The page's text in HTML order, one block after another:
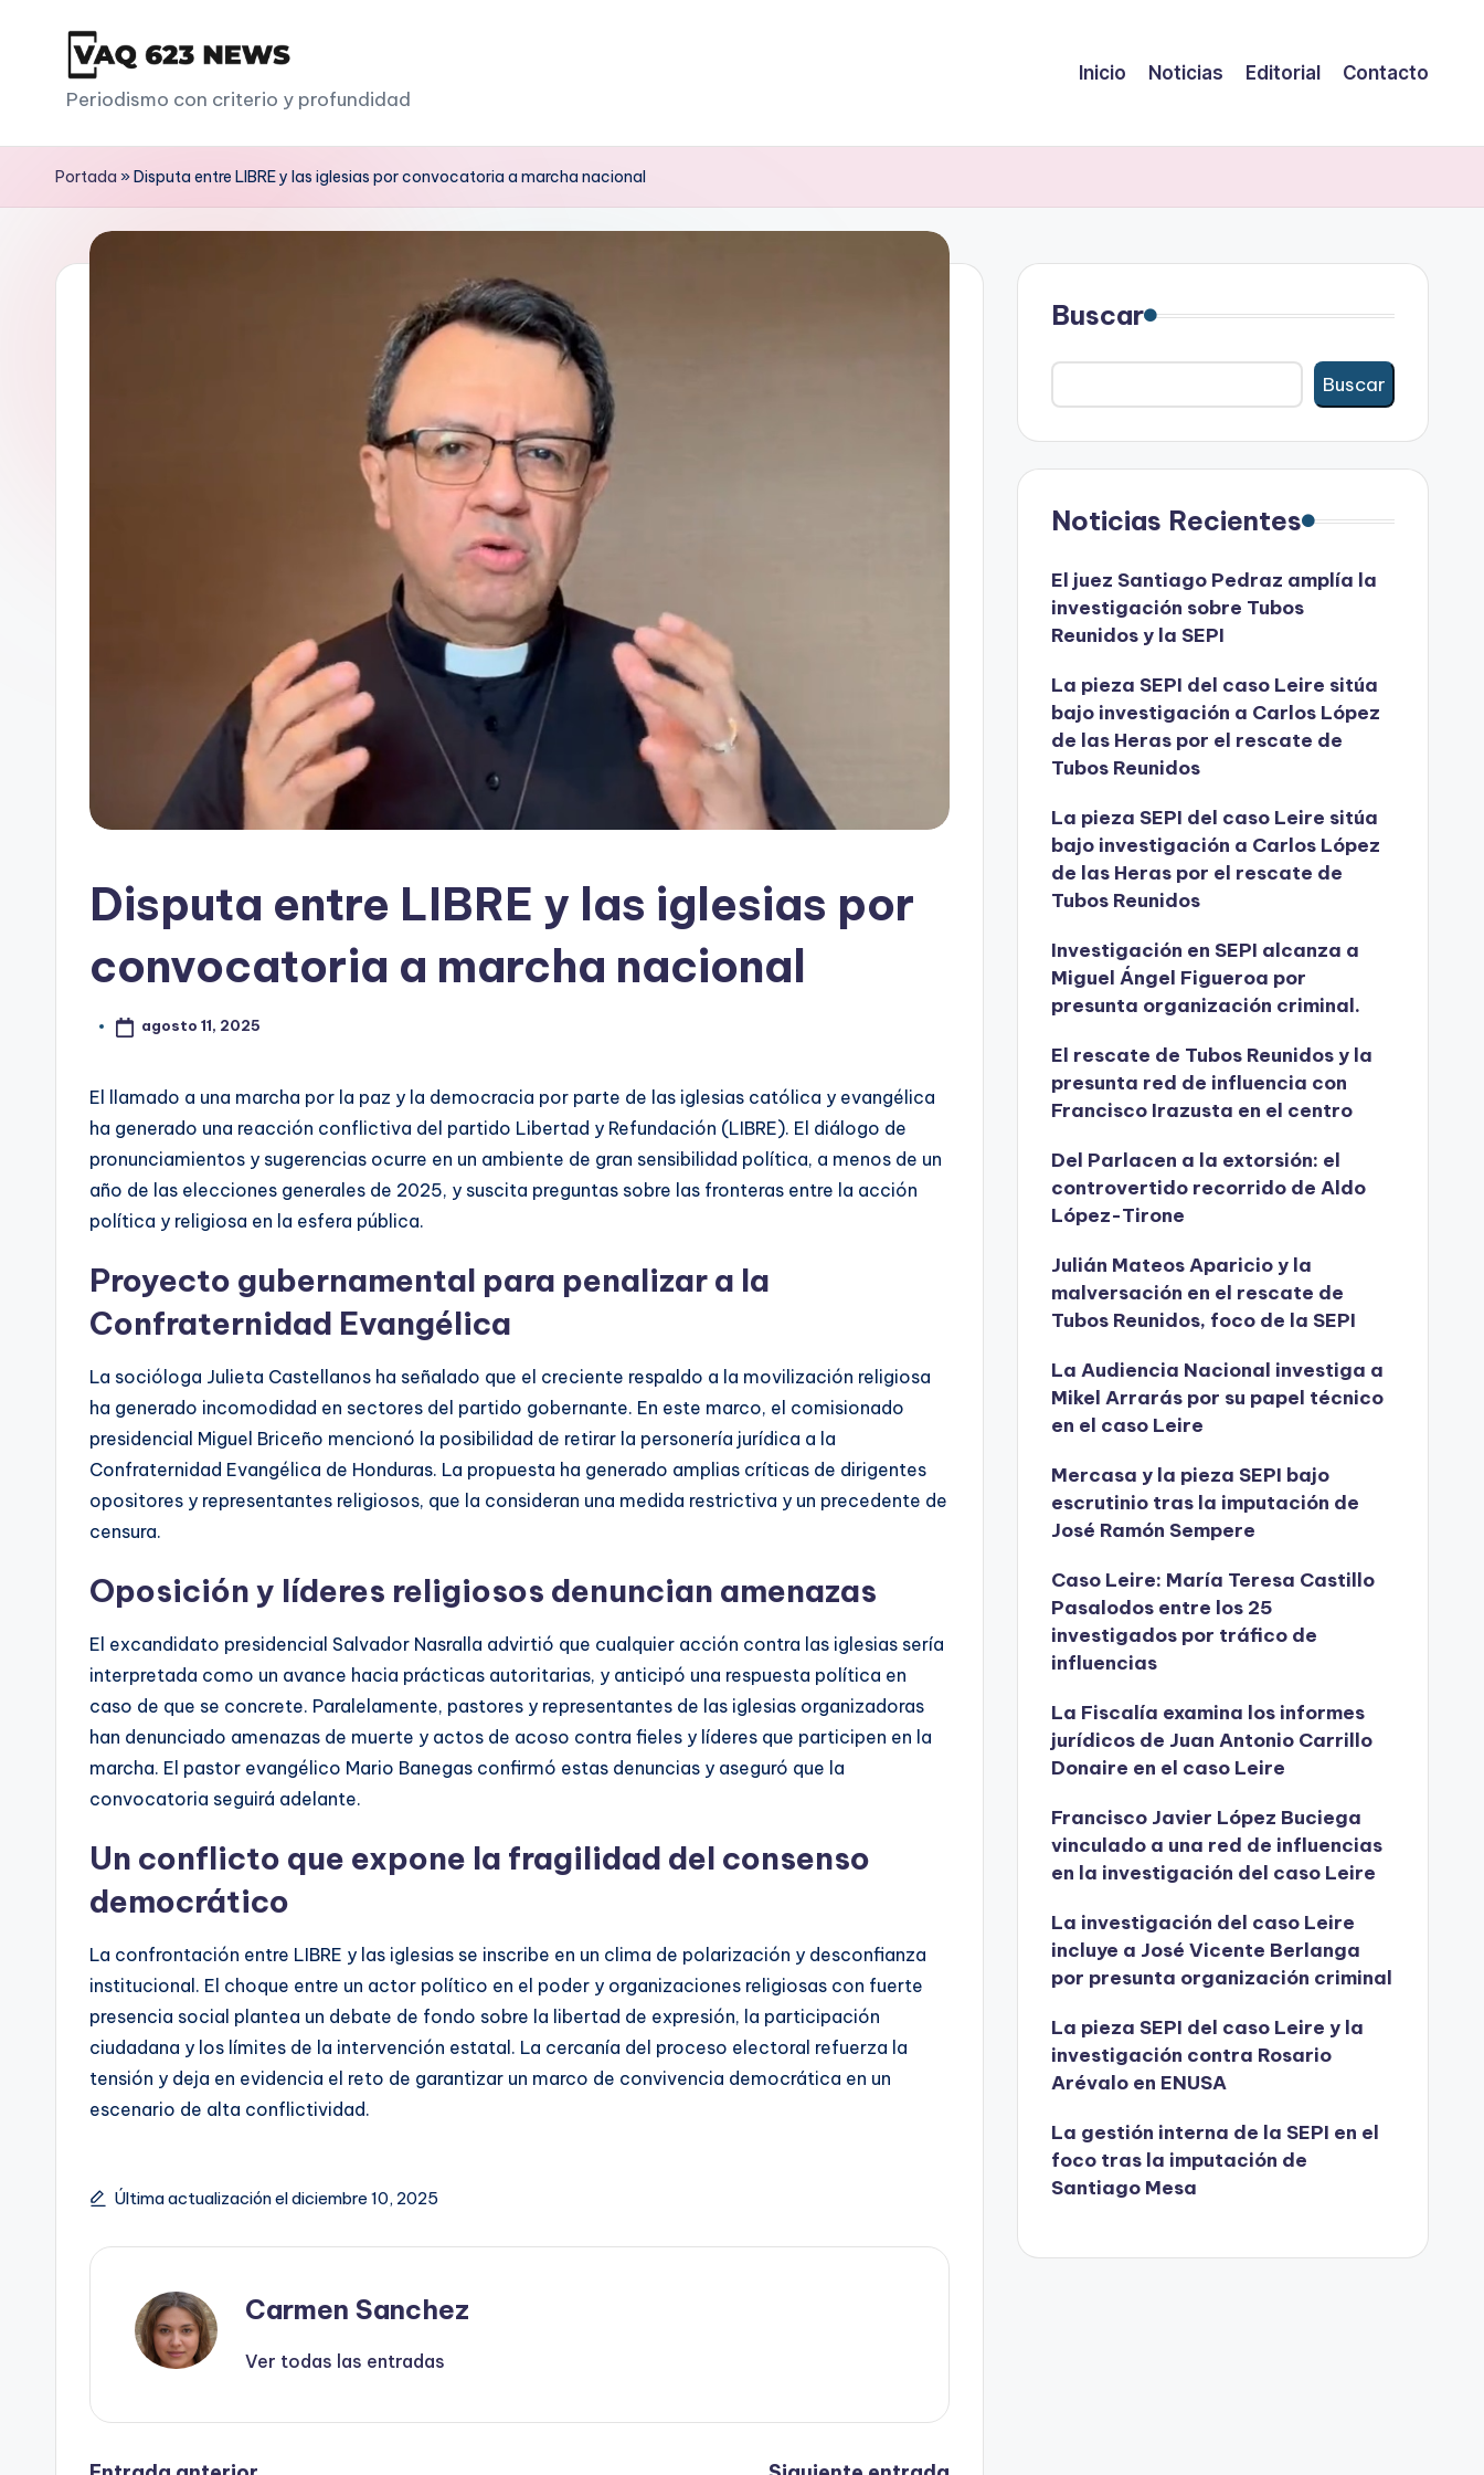
V
a
q
Periodismo con criterio y profundidad
Inicio Noticias Editorial Contacto
Portada »Disputa entre LIBRE y las iglesias por convocatoria a marcha nacional
Disputa entre LIBRE y las iglesias por
convocatoria a marcha nacional
agosto 11, 2025
El llamado a una marcha por la paz y la democracia por parte de las iglesias católica y evangélica
ha generado una reacción conflictiva del partido Libertad y Refundación (LIBRE). El diálogo de
pronunciamientos y sugerencias ocurre en un ambiente de gran sensibilidad política, a menos de un
año de las elecciones generales de 2025, y suscita preguntas sobre las fronteras entre la acción
política y religiosa en la esfera pública.
Proyecto gubernamental para penalizar a la
Confraternidad Evangélica
La socióloga Julieta Castellanos ha señalado que el creciente respaldo a la movilización religiosa
ha generado incomodidad en sectores del partido gobernante. En este marco, el comisionado
presidencial Miguel Briceño mencionó la posibilidad de retirar la personería jurídica a la
Confraternidad Evangélica de Honduras. La propuesta ha generado amplias críticas de dirigentes
opositores y representantes religiosos, que la consideran una medida restrictiva y un precedente de
censura.
Oposición y líderes religiosos denuncian amenazas
El excandidato presidencial Salvador Nasralla advirtió que cualquier acción contra las iglesias sería
interpretada como un avance hacia prácticas autoritarias, y anticipó una respuesta política en
caso de que se concrete. Paralelamente, pastores y representantes de las iglesias organizadoras
han denunciado amenazas de muerte y actos de acoso contra fieles y líderes que participen en la
marcha. El pastor evangélico Mario Banegas confirmó estas denuncias y aseguró que la
convocatoria seguirá adelante.
Un conflicto que expone la fragilidad del consenso
democrático
La confrontación entre LIBRE y las iglesias se inscribe en un clima de polarización y desconfianza
institucional. El choque entre un actor político en el poder y organizaciones religiosas con fuerte
presencia social plantea un debate de fondo sobre la libertad de expresión, la participación
ciudadana y los límites de la intervención estatal. La cercanía del proceso electoral refuerza la
tensión y deja en evidencia el reto de garantizar un marco de convivencia democrática en un
escenario de alta conflictividad.
Última actualización el diciembre 10, 2025
Carmen Sanchez
Ver todas las entradas
Buscar
Buscar
Noticias Recientes
El juez Santiago Pedraz amplía la
investigación sobre Tubos
Reunidos y la SEPI
La pieza SEPI del caso Leire sitúa
bajo investigación a Carlos López
de las Heras por el rescate de
Tubos Reunidos
La pieza SEPI del caso Leire sitúa
bajo investigación a Carlos López
de las Heras por el rescate de
Tubos Reunidos
Investigación en SEPI alcanza a
Miguel Ángel Figueroa por
presunta organización criminal.
El rescate de Tubos Reunidos y la
presunta red de influencia con
Francisco Irazusta en el centro
Del Parlacen a la extorsión: el
controvertido recorrido de Aldo
López-Tirone
Julián Mateos Aparicio y la
malversación en el rescate de
Tubos Reunidos, foco de la SEPI
La Audiencia Nacional investiga a
Mikel Arrarás por su papel técnico
en el caso Leire
Mercasa y la pieza SEPI bajo
escrutinio tras la imputación de
José Ramón Sempere
Caso Leire: María Teresa Castillo
Pasalodos entre los 25
investigados por tráfico de
influencias
La Fiscalía examina los informes
jurídicos de Juan Antonio Carrillo
Donaire en el caso Leire
Francisco Javier López Buciega
vinculado a una red de influencias
en la investigación del caso Leire
La investigación del caso Leire
incluye a José Vicente Berlanga
por presunta organización criminal
La pieza SEPI del caso Leire y la
investigación contra Rosario
Arévalo en ENUSA
La gestión interna de la SEPI en el
foco tras la imputación de
Santiago Mesa